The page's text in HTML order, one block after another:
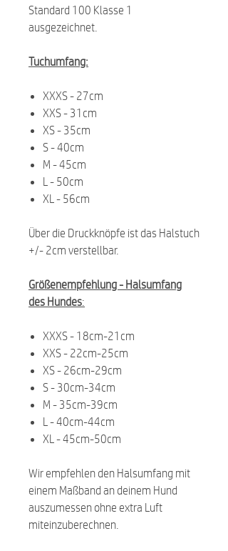
Standard 100 Klasse 1
ausgezeichnet.
Tuchumfang:
XXXS - 27cm
XXS - 31cm
XS - 35cm
S - 40cm
M - 45cm
L - 50cm
XL - 56cm
Über die Druckknöpfe ist das Halstuch
+/- 2cm verstellbar.
Größenempfehlung - Halsumfang
des Hundes:
XXXS - 18cm-21cm
XXS - 22cm-25cm
XS - 26cm-29cm
S - 30cm-34cm
M - 35cm-39cm
L - 40cm-44cm
XL - 45cm-50cm
Wir empfehlen den Halsumfang mit
einem Maßband an deinem Hund
auszumessen ohne extra Luft
miteinzuberechnen.